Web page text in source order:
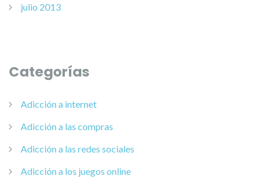
julio 2013
Categorías
Adicción a internet
Adicción a las compras
Adicción a las redes sociales
Adicción a los juegos online